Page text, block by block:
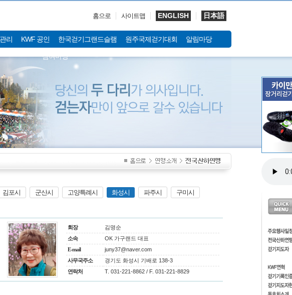
홈으로 사이트맵 ENGLISH 日本語
리 KWF 공인 한국걷기그랜드슬램 원주국제걷기대회 알림마당
참여마당
김포시 군산시 고양특례시 화성시 파주시 구미시
회장
김명순
소속
OK 가구랜드 대표
E-mail
juny37@naver.com
사무국주소
경기도 화성시 기배로 138-3
연락처
T. 031-221-8862 / F. 031-221-8829